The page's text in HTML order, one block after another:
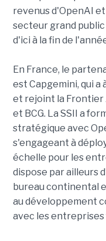
revenus d'OpenAI
secteur grand
d'ici à la fin de
En France, le
est Capgemini, qui a
et rejoint la Frontier
et BCG. La SSII a
stratégique avec
s'engageant à
échelle pour les
dispose par ailleurs
bureau continental
au développement
avec les entreprises